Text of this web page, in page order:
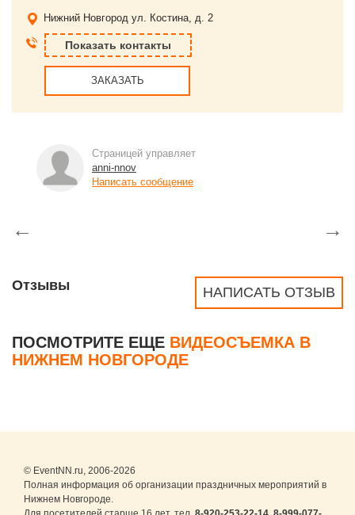
Нижний Новгород ул. Костина, д. 2
Показать контакты
ЗАКАЗАТЬ
Страницей управляет
anni-nnov
Написать сообщение
← →
НАПИСАТЬ ОТЗЫВ
Отзывы
ПОСМОТРИТЕ ЕЩЕ ВИДЕОСЪЕМКА В
НИЖНЕМ НОВГОРОДЕ
© EventNN.ru, 2006-2026
Полная информация об организации праздничных мероприятий в
Нижнем Новгороде.